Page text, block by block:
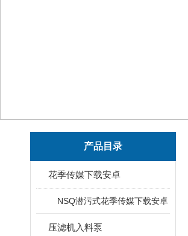
产品目录
花季传媒下载安卓
NSQ潜污式花季传媒下载安卓
压滤机入料泵